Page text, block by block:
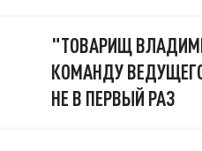
"ТОВАРИЩ
КОМАНДУ
НЕ В ПЕРВЫЙ РАЗ